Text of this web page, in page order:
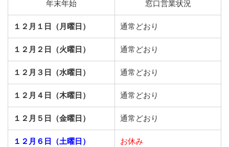
年末年始 窓口営業状況
１２月１日（月曜日） 通常どおり
１２月２日（火曜日） 通常どおり
１２月３日（水曜日） 通常どおり
１２月４日（木曜日） 通常どおり
１２月５日（金曜日） 通常どおり
１２月６日（土曜日） お休み